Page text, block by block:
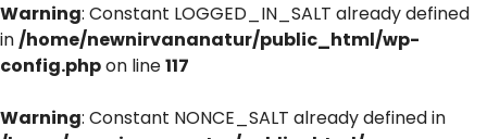
Warning: Constant LOGGED_IN_SALT already defined
in/home/newnirvananatur/public_html/wp-
config.phpon line117
Warning: Constant NONCE_SALT already defined in